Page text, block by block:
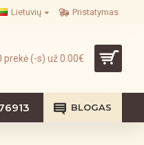
Lietuvių Pristatymas
prekė (-s) už 0.00€
BLOGAS